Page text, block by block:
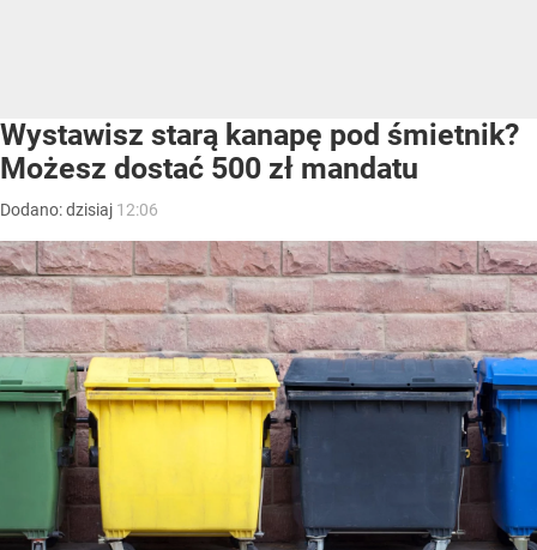
Wystawisz starą kanapę pod śmietnik?
Możesz dostać 500 zł mandatu
Dodano:dzisiaj 12:06